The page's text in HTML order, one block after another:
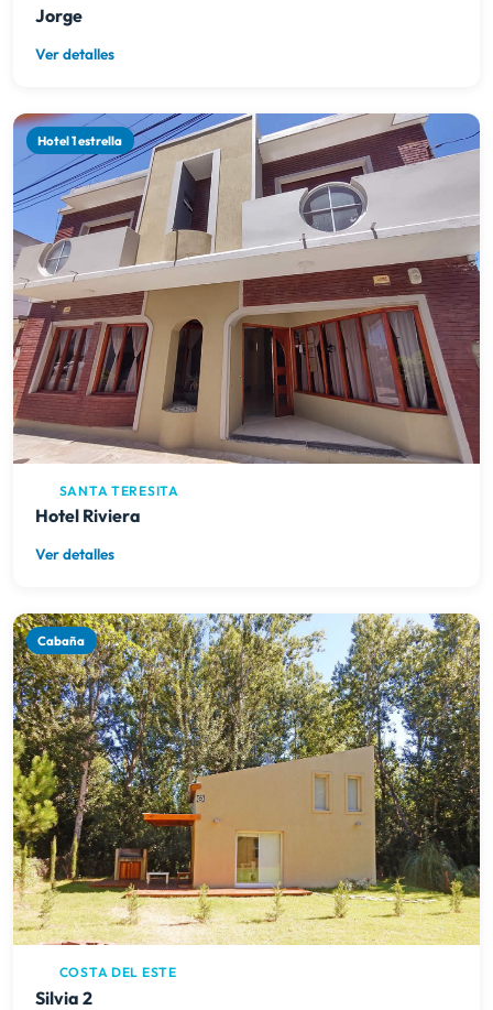
Jorge
Ver detalles
Hotel 1 estrella
SANTA TERESITA
Hotel Riviera
Ver detalles
Cabaña
COSTA DEL ESTE
Silvia 2